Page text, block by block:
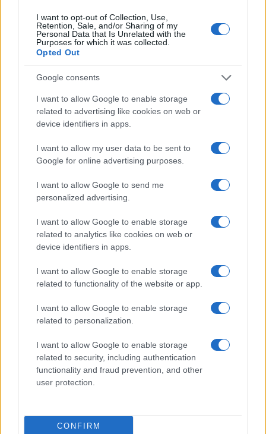
I want to opt-out of Collection, Use,
Retention, Sale, and/or Sharing of my
Personal Data that Is Unrelated with the
Purposes for which it was collected.
Opted Out
Google consents
I want to allow Google to enable storage
related to advertising like cookies on web or
device identifiers in apps.
I want to allow my user data to be sent to
Google for online advertising purposes.
I want to allow Google to send me
personalized advertising.
I want to allow Google to enable storage
related to analytics like cookies on web or
device identifiers in apps.
I want to allow Google to enable storage
related to functionality of the website or app.
I want to allow Google to enable storage
related to personalization.
I want to allow Google to enable storage
related to security, including authentication
functionality and fraud prevention, and other
user protection.
CONFIRM
Manchester City: l’arrivo di Rulli e le ultime mosse di mercato
Ilaria Mauri · 8 Ago 2026
PIÙ LETTI
Calciomercato Napoli: aggiornamenti su Badiashile e
l’alternativa Aguerd
Gabriel Jesus e Badiashile: prospettive e valutazioni per il
futuro
Lukaku e il Napoli: la trattativa segreta e le destinazioni
Calciomercato: l’Atalanta in pole per Sebastiano Esposito, il